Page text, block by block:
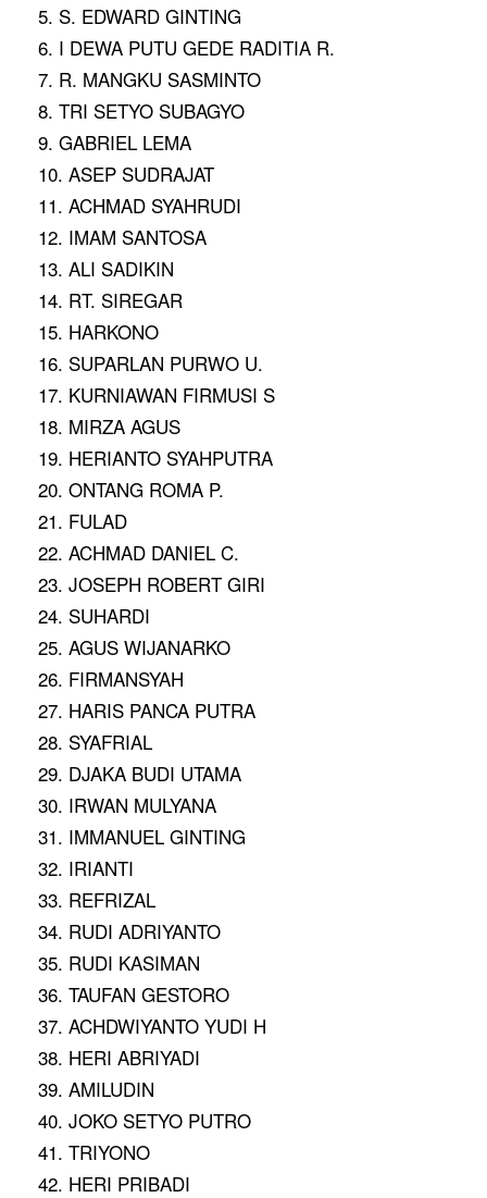
5. S. EDWARD GINTING
6. I DEWA PUTU GEDE RADITIA R.
7. R. MANGKU SASMINTO
8. TRI SETYO SUBAGYO
9. GABRIEL LEMA
10. ASEP SUDRAJAT
11. ACHMAD SYAHRUDI
12. IMAM SANTOSA
13. ALI SADIKIN
14. RT. SIREGAR
15. HARKONO
16. SUPARLAN PURWO U.
17. KURNIAWAN FIRMUSI S
18. MIRZA AGUS
19. HERIANTO SYAHPUTRA
20. ONTANG ROMA P.
21. FULAD
22. ACHMAD DANIEL C.
23. JOSEPH ROBERT GIRI
24. SUHARDI
25. AGUS WIJANARKO
26. FIRMANSYAH
27. HARIS PANCA PUTRA
28. SYAFRIAL
29. DJAKA BUDI UTAMA
30. IRWAN MULYANA
31. IMMANUEL GINTING
32. IRIANTI
33. REFRIZAL
34. RUDI ADRIYANTO
35. RUDI KASIMAN
36. TAUFAN GESTORO
37. ACHDWIYANTO YUDI H
38. HERI ABRIYADI
39. AMILUDIN
40. JOKO SETYO PUTRO
41. TRIYONO
42. HERI PRIBADI